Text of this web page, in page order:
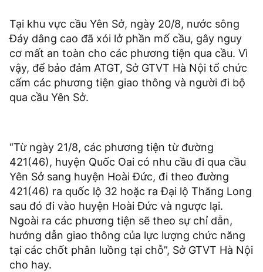
Tại khu vực cầu Yên Sở, ngày 20/8, nước sông
Đáy dâng cao đã xói lở phần mố cầu, gây nguy
cơ mất an toàn cho các phương tiện qua cầu. Vì
vậy, để bảo đảm ATGT, Sở GTVT Hà Nội tổ chức
cấm các phương tiện giao thông và người đi bộ
qua cầu Yên Sở.
“Từ ngày 21/8, các phương tiện từ đường
421(46), huyện Quốc Oai có nhu cầu đi qua cầu
Yên Sở sang huyện Hoài Đức, đi theo đường
421(46) ra quốc lộ 32 hoặc ra Đại lộ Thăng Long
sau đó đi vào huyện Hoài Đức và ngược lại.
Ngoài ra các phương tiện sẽ theo sự chỉ dẫn,
hướng dẫn giao thông của lực lượng chức năng
tại các chốt phân luồng tại chỗ”, Sở GTVT Hà Nội
cho hay.